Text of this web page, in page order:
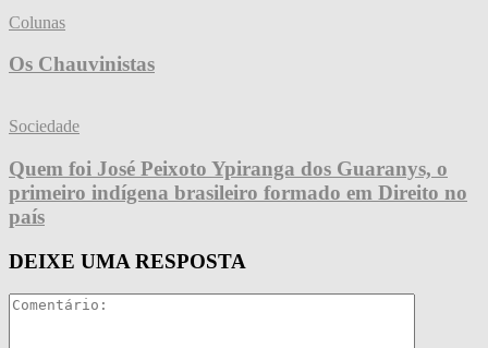
Colunas
Os Chauvinistas
Sociedade
Quem foi José Peixoto Ypiranga dos Guaranys, o
primeiro indígena brasileiro formado em Direito no
país
DEIXE UMA RESPOSTA